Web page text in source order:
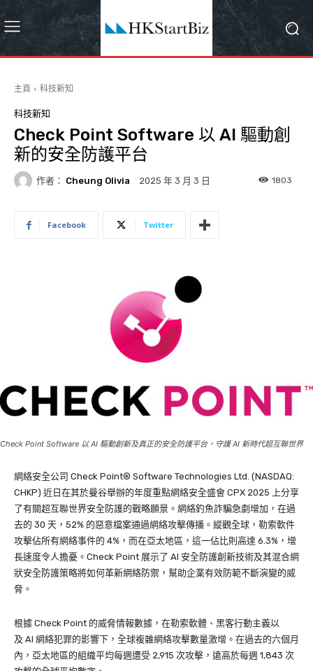
主頁 科技新知
科技新知
Check Point Software 以 AI 驅動創
新的安全防護平台
作者： Cheung Olivia 2025 年 3 月 3 日 1803
Facebook Twitter
Check Point Software 以 AI 驅動創新及真正的安全防護平台，守護 AI 新時代超互聯世界
網絡安全公司 Check Point® Software Technologies Ltd. (NASDAQ:
CHKP) 近日在其於曼谷舉辦的年度重點網絡安全盛會 CPX 2025 上分享
了有關超互聯世界安全防護的戰略願景。網絡釣魚詐騙急劇增加，在過
去的 30 天，52% 的惡意檔案通過網絡攻擊傳播。縱觀全球，勒索軟件
攻擊佔所有網絡事件的 4%，而在亞太地區，這一佔比則高達 6.3%，增
長速度令人擔憂。Check Point 展示了 AI 安全防護創新技術及其混合網
狀安全防護策略將如何革新網絡防禦，幫助企業有效防範不斷演變的威
脅。
根據 Check Point 的威脅情報數據，在勒索軟體、黑客行動主義以
及 AI 網絡犯罪的影響下，全球複雜網絡攻擊數量激增。在過去的六個月
內，亞太地區的組織平均每週遭受 2,915 次攻擊，遠高於每週 1,843 次